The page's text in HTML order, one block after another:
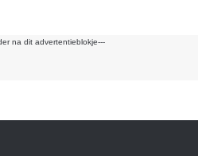
na dit advertentieblokje---